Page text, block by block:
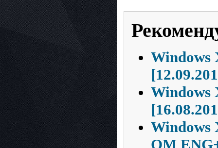
Windows
Windows
Windows
OM